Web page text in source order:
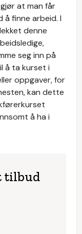
at man får
finne arbeid. I
denne
seg inn på
å ta kurset i
oppgaver, for
kan dette
å ha i
tilbud